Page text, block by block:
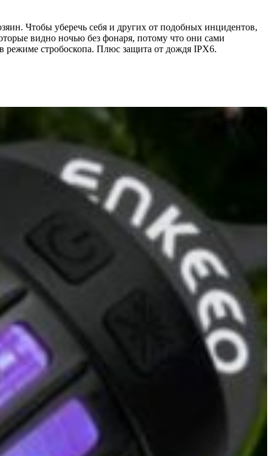
Чтобы уберечь себя и других от подобных инцидентов,
видно ночью без фонаря, потому что они сами
стробоскопа. Плюс защита от дождя IPX6.